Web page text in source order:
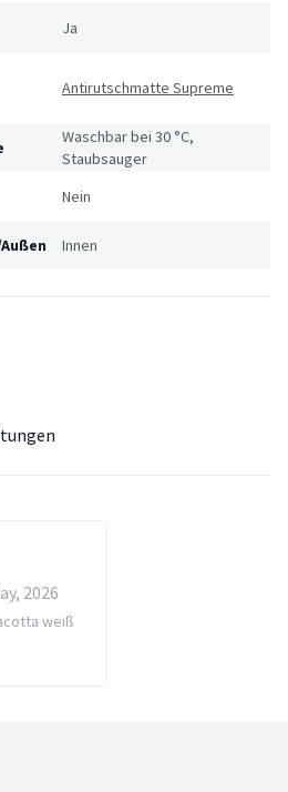
Ja
Antirutschmatte Supreme
Waschbar bei 30 °C,
Staubsauger
Nein
Innen
2026
weiß